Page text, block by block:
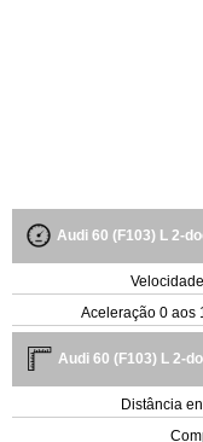
Audi 60 (F103) L 2-
Aceleração 0 aos
Audi 60 (F103) L 2-
Distância